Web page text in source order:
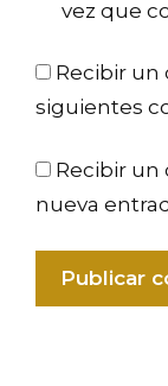
vez que
Recibir un
siguientes
Recibir un
nueva